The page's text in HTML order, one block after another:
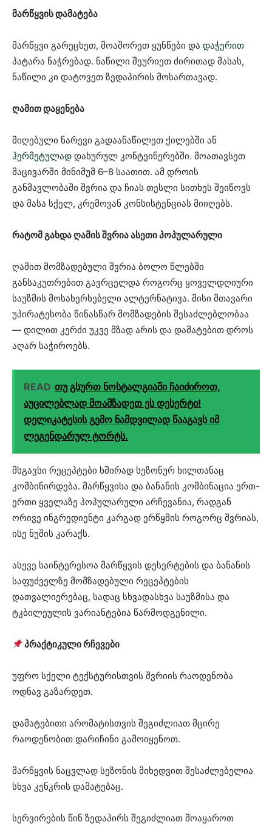
მარწყვის დამატება
მარწყვი გარეცხეთ, მოაშორეთ ყუნწები და დაჭერით
პატარა ნაჭრებად. ნაწილი შეურიეთ ძირითად მასას,
ნაწილი კი დატოვეთ ზედაპირის მოსართავად.
ღამით დაყენება
მიღებული ნარევი გადაანაწილეთ ქილებში ან
ჰერმეტულად დახურულ კონტეინერებში. მოათავსეთ
მაცივარში მინიმუმ 6–8 საათით. ამ დროის
განმავლობაში შვრია და ჩიას თესლი სითხეს შეიწოვს
და მასა სქელ, კრემოვან კონსისტენციას მიიღებს.
რატომ გახდა ღამის შვრია ასეთი პოპულარული
ღამით მომზადებული შვრია ბოლო წლებში
განსაკუთრებით გავრცელდა როგორც ყოველდღიური
საუზმის მოსახერხებელი ალტერნატივა. მისი მთავარი
უპირატესობა წინასწარ მომზადების შესაძლებლობაა
— დილით კერძი უკვე მზად არის და დამატებით დროს
აღარ საჭიროებს.
READ თუ გსურთ ნოსტალგიაში ჩაიძიროთ,
აუცილებლად მოამზადეთ ეს დესერტი!
დელიკატესის გემო ნამდვილად წააგავს იმ
ლეგენდარულ ტორტს.
მსგავსი რეცეპტები ხშირად სეზონურ ხილთანაც
კომბინირდება. მარწყვისა და ბანანის კომბინაცია ერთ-
ერთი ყველაზე პოპულარული არჩევანია, რადგან
ორივე ინგრედიენტი კარგად ერწყმის როგორც შვრიას,
ისე ნუშის კარაქს.
ასევე საინტერესოა მარწყვის დესერტების და ბანანის
საფუძველზე მომზადებული რეცეპტების
დათვალიერებაც, სადაც სხვადასხვა საუზმისა და
ტკბილეულის ვარიანტებია წარმოდგენილი.
პრაქტიკული რჩევები
უფრო სქელი ტექსტურისთვის შვრიის რაოდენობა
ოდნავ გაზარდეთ.
დამატებითი არომატისთვის შეგიძლიათ მცირე
რაოდენობით დარიჩინი გამოიყენოთ.
მარწყვის ნაცვლად სეზონის მიხედვით შესაძლებელია
სხვა კენკრის დამატებაც.
სერვირების წინ ზედაპირს შეგიძლიათ მოაყაროთ